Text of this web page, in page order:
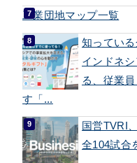
工業団地マップ一覧
知っている
インドネ
る、従業
す「...
国営TVRI
全104試合